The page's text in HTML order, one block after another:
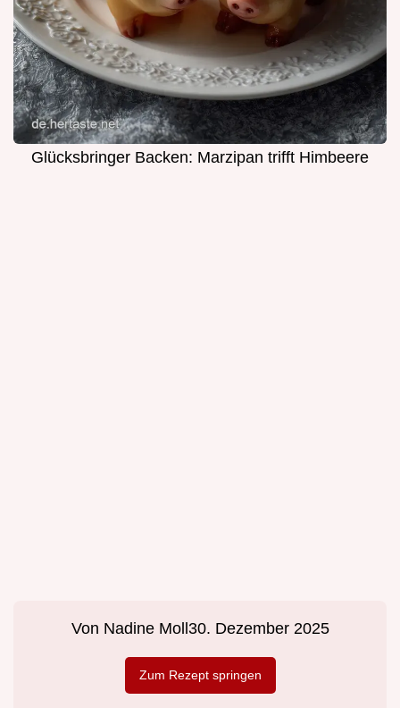
Glücksbringer Backen: Marzipan trifft Himbeere
Von Nadine Moll 30. Dezember 2025
Zum Rezept springen